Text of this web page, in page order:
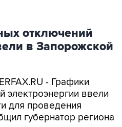
отключений
в Запорожской
- Графики
для проведения
губернатор региона